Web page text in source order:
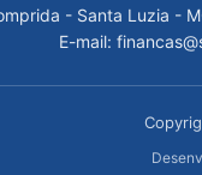
- Santa Luzia -
E-mail: